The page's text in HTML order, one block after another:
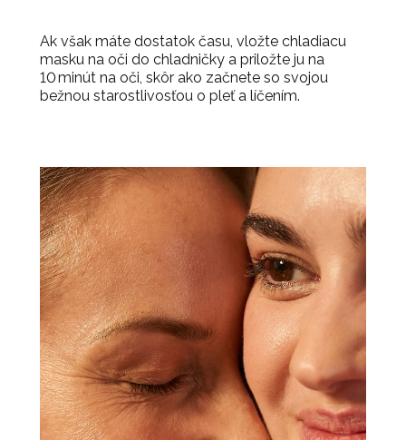
Ak však máte dostatok času, vložte chladiacu
masku na oči do chladničky a priložte ju na
10 minút na oči, skôr ako začnete so svojou
bežnou starostlivosťou o pleť a líčením.